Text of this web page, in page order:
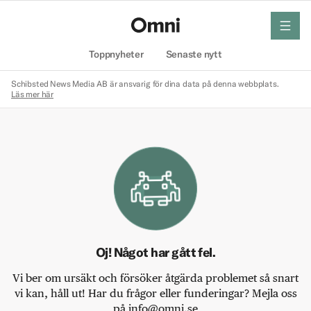
Toppnyheter Senaste nytt
meny
Schibsted News Media AB är ansvarig för dina data på denna webbplats.
Läs mer här
Oj! Något har gått fel.
Vi ber om ursäkt och försöker åtgärda problemet så snart
vi kan, håll ut! Har du frågor eller funderingar? Mejla oss